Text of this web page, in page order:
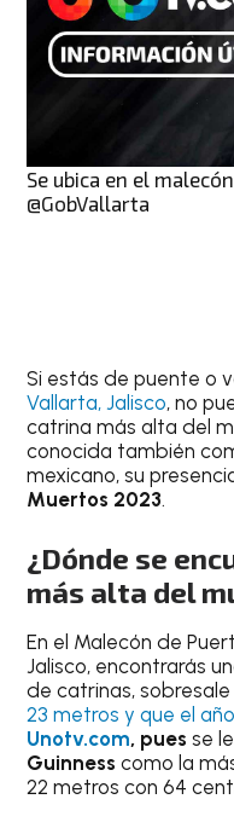
Se ubica en el
@GobVallarta
Si estás de puente o
Vallarta, Jalisco, no
catrina más alta del
conocida también
mexicano, su
Muertos 2023.
¿Dónde se
más alta del
En el Malecón de
Jalisco, encontrarás
de catrinas,
23 metros y que el
Unotv.com, pues se
Guinness como la
22 metros con 64